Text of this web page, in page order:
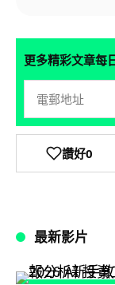
更多精彩文章每
讚好0
最新影片